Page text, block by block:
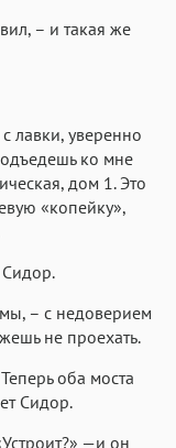
– и такая же
лавки, уверенно
ко мне
дом 1. Это
«копейку»,
– с недоверием
не проехать.
оба моста
Сидор.
—и он